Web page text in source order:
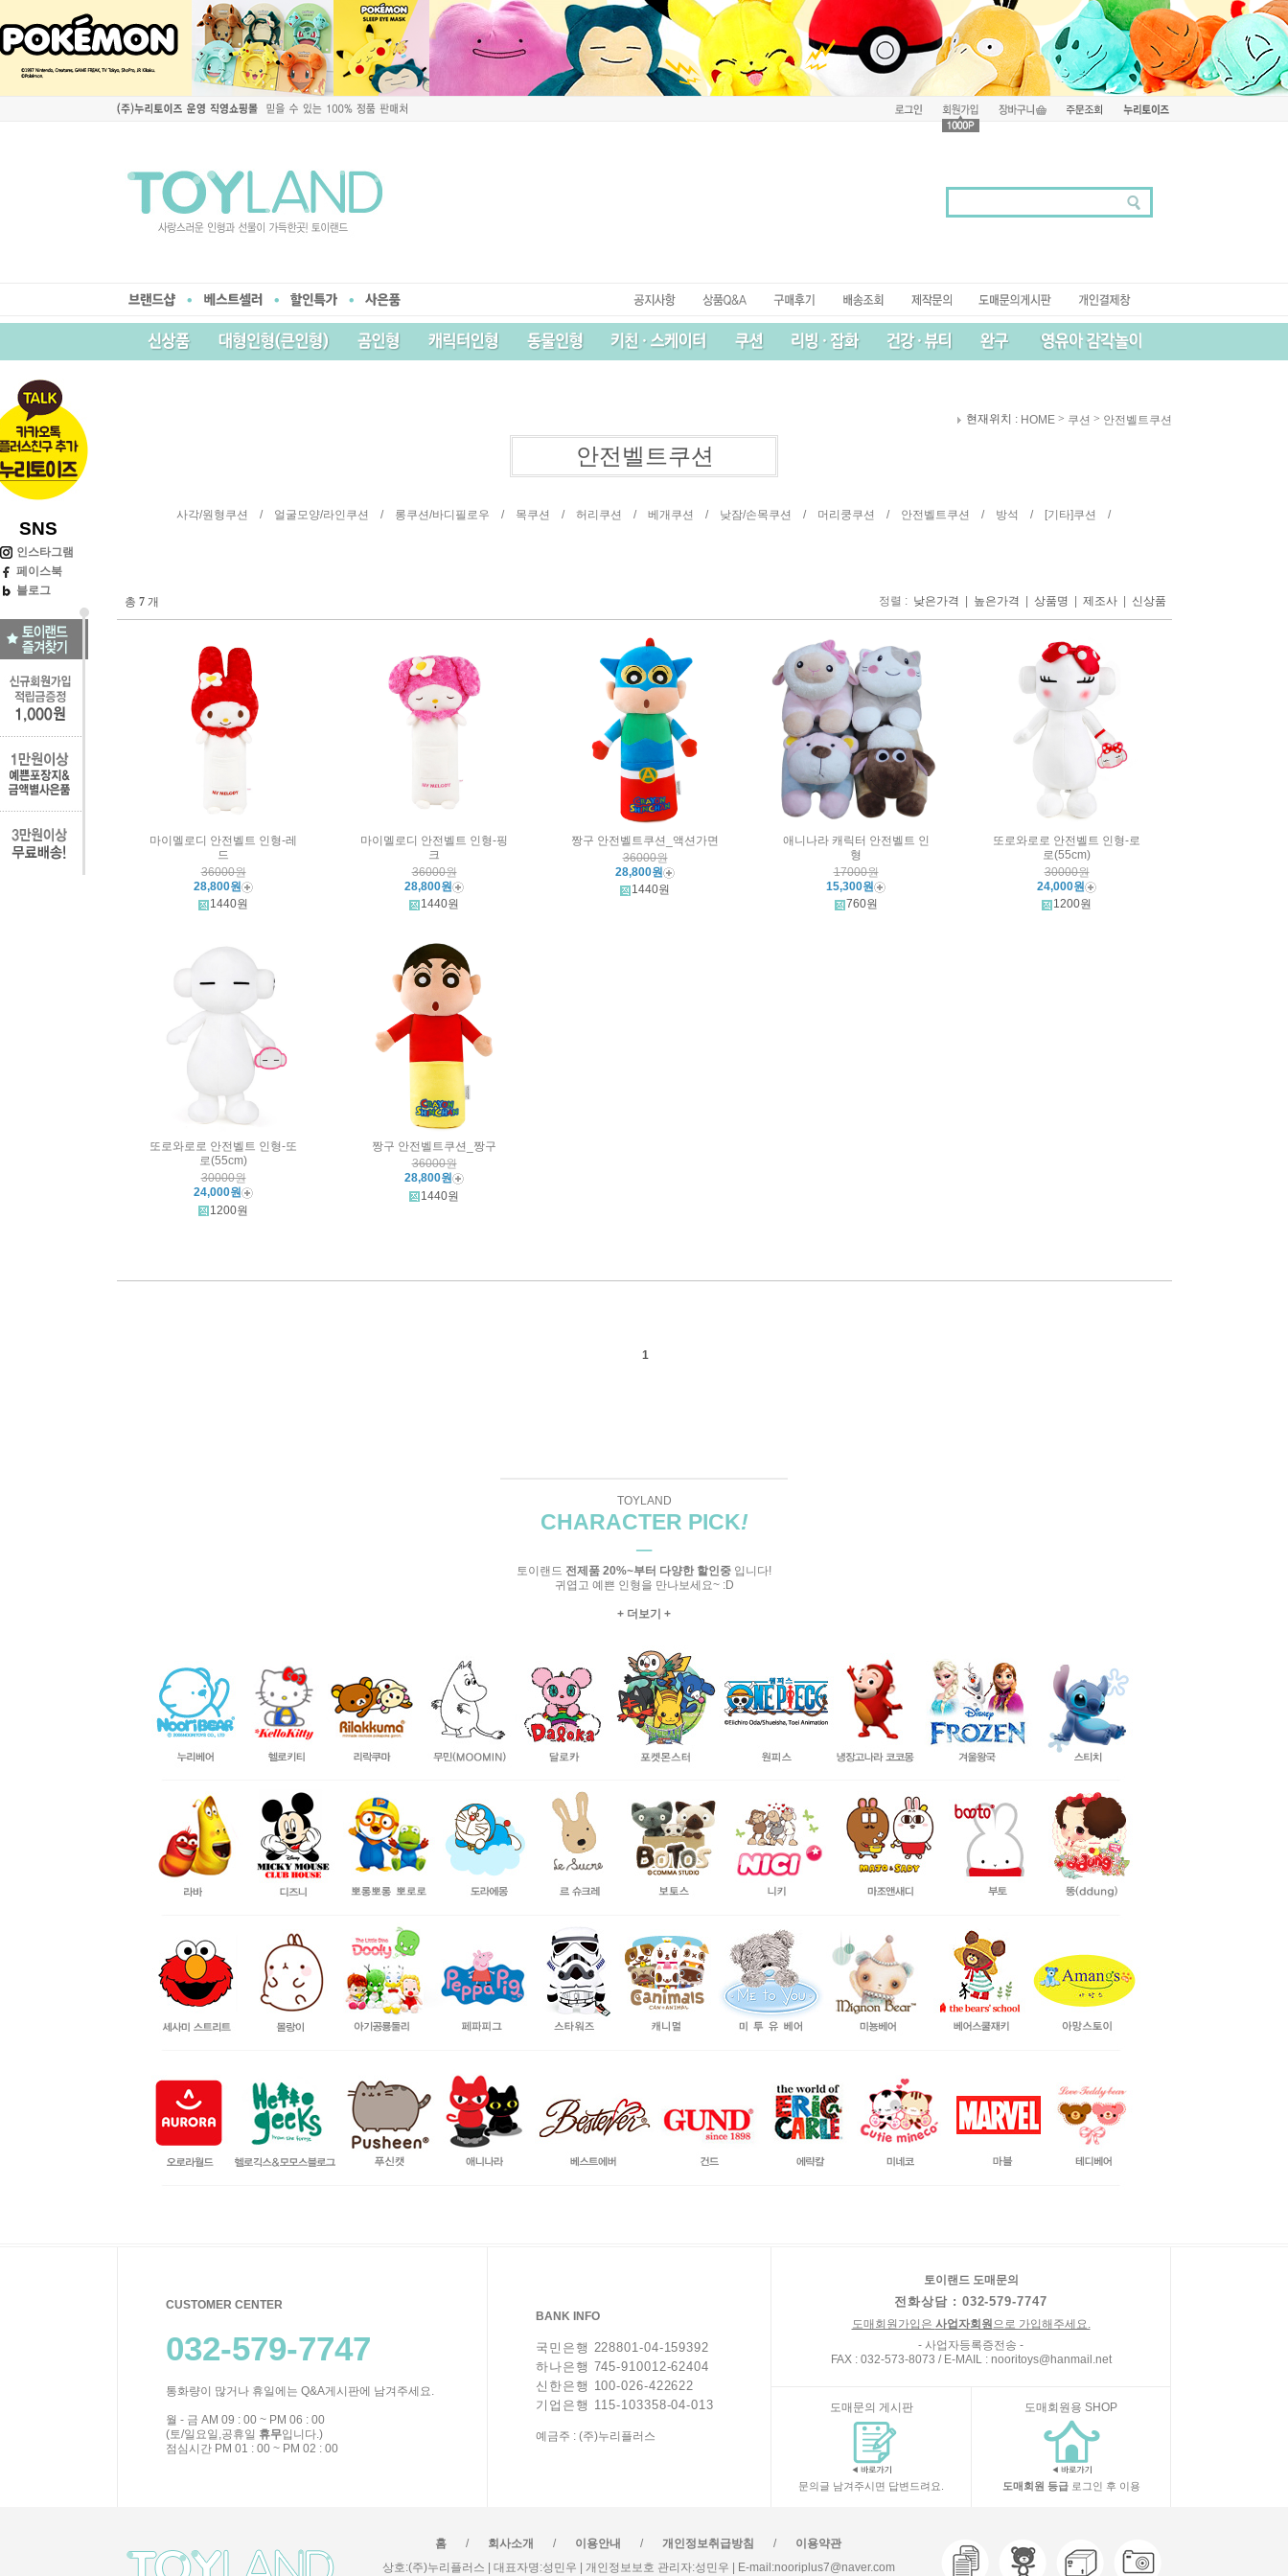
SNS
인스타그램
페이스북
블로그
현재위치 : HOME > 쿠션 > 안전벨트쿠션
안전벨트쿠션
사각/원형쿠션 / 얼굴모양/라인쿠션 / 롱쿠션/바디필로우 / 목쿠션 / 허리쿠션 / 베개쿠션 / 낮잠/손목쿠션 / 머리쿵쿠션 / 안전벨트쿠션 / 방석 / [기타]쿠션 /
총 7 개 정렬 : 낮은가격 높은가격 상품명 제조사 신상품
마이멜로디 안전벨트 인형-레
드
36000원
28,800원
1440원
마이멜로디 안전벨트 인형-핑
크
36000원
28,800원
1440원
짱구 안전벨트쿠션_액션가면
36000원
28,800원
1440원
애니나라 캐릭터 안전벨트 인
형
17000원
15,300원
760원
또로와로로 안전벨트 인형-로
로(55cm)
30000원
24,000원
1200원
또로와로로 안전벨트 인형-또
로(55cm)
30000원
24,000원
1200원
짱구 안전벨트쿠션_짱구
36000원
28,800원
1440원
1
TOYLAND
CHARACTER PICK!
─
토이랜드 전제품 20%~부터 다양한 할인중 입니다!
귀엽고 예쁜 인형을 만나보세요~ :D
+ 더보기 +
CUSTOMER CENTER
032-579-7747
통화량이 많거나 휴일에는 Q&A게시판에 남겨주세요.
월 - 금 AM 09 : 00 ~ PM 06 : 00
(토/일요일,공휴일 휴무입니다.)
점심시간 PM 01 : 00 ~ PM 02 : 00
BANK INFO
국민은행 228801-04-159392
하나은행 745-910012-62404
신한은행 100-026-422622
기업은행 115-103358-04-013
예금주 : (주)누리플러스
토이랜드 도매문의
전화상담 : 032-579-7747
도매회원가입은 사업자회원 으로 가입해주세요.
- 사업자등록증전송 -
FAX : 032-573-8073 / E-MAIL : nooritoys@hanmail.net
도매문의 게시판
문의글 남겨주시면 답변드려요.
도매회원용 SHOP
도매회원 등급로그인 후 이용
홈 / 회사소개 / 이용안내 / 개인정보취급방침 /
이용약관
상호:(주)누리플러스 | 대표자명:성민우 | 개인정보보호 관리자:성민우 | E-mail:nooriplus7@naver.com